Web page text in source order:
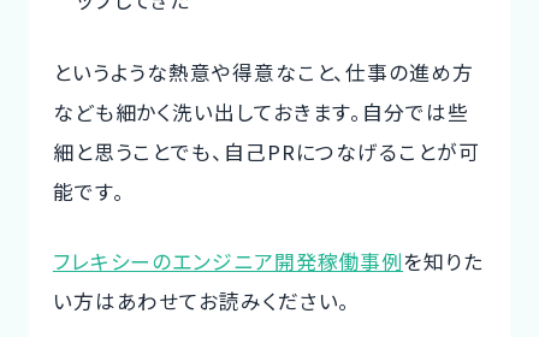
というような熱意や得意なこと、仕事の進め方
なども細かく洗い出しておきます。自分では些
細と思うことでも、自己PRにつなげることが可
能です。
フレキシーのエンジニア開発稼働事例を知りた
い方はあわせてお読みください。